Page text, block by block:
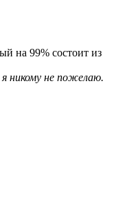
на 99% состоит из
никому не пожелаю.